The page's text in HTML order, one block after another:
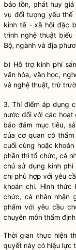
bảo tồn, phát huy
vụ đối tượng yếu thế
kinh tế - xã hội đặc
trình nghệ thuật
Bộ, ngành và địa
b) Hỗ trợ kinh phí
văn hóa, văn học,
và nghệ thuật, trừ
3. Thí điểm áp dụng
nước đối với các hoạt
bảo đảm mục tiêu,
của cơ quan có thẩm
cuối cùng hoặc
phần thì tổ chức, cá
chủ sử dụng kinh phí
chi phù hợp với yêu
khoán chi. Hình thức
chức, cá nhân nhận
phẩm với yêu cầu
chuyên môn thẩm
Thời gian thực hiện
quyết này có hiệu lực